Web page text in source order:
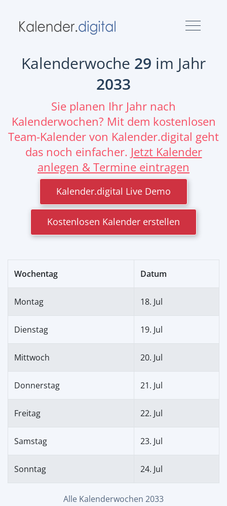
Kalenderwoche 29 im Jahr
2033
Sie planen Ihr Jahr nach
Kalenderwochen? Mit dem kostenlosen
Team-Kalender von Kalender.digital geht
das noch einfacher. Jetzt Kalender
anlegen & Termine eintragen
Kalender.digital Live Demo
Kostenlosen Kalender erstellen
Wochentag Datum
Montag 18. Jul
Dienstag 19. Jul
Mittwoch 20. Jul
Donnerstag 21. Jul
Freitag 22. Jul
Samstag 23. Jul
Sonntag 24. Jul
Alle Kalenderwochen 2033